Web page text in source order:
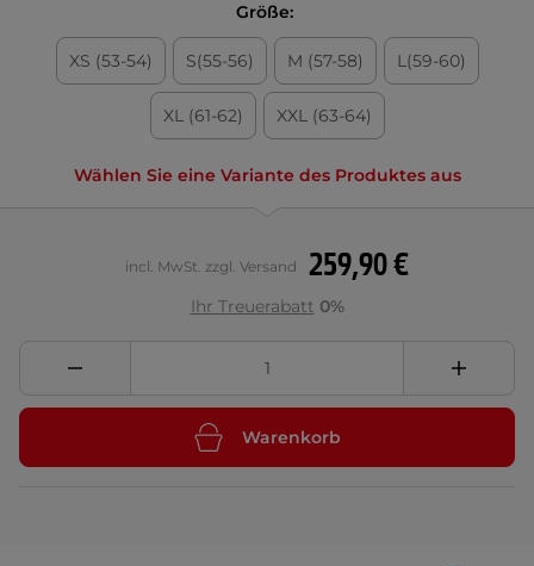
Größe:
XS (53-54) S(55-56) M (57-58) L(59-60)
XL (61-62) XXL (63-64)
Wählen Sie eine Variante des Produktes aus
259,90 €
incl. MwSt. zzgl. Versand
Ihr Treuerabatt 0%
Warenkorb